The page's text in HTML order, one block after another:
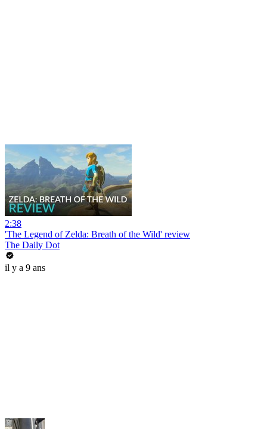
2:38
'The Legend of Zelda: Breath of the Wild' review
The Daily Dot
il y a 9 ans